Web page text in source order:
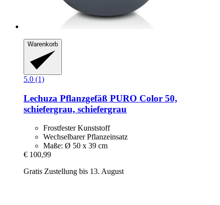
Warenkorb
5.0 (1)
Lechuza Pflanzgefäß PURO Color 50,
schiefergrau, schiefergrau
Frostfester Kunststoff
Wechselbarer Pflanzeinsatz
Maße: Ø 50 x 39 cm
€ 100,99
Gratis Zustellung bis 13. August